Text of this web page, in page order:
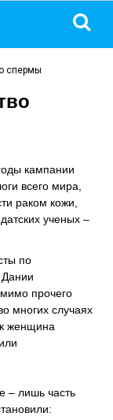
спермы
кампании
всего мира,
раком кожи,
ученых –
по
Дании
прочего
многих случаях
женщина
– лишь часть